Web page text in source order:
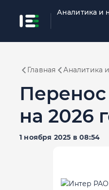
Аналитика и
Главная Аналитика
на 2026
1 ноября 2025 в 08:54